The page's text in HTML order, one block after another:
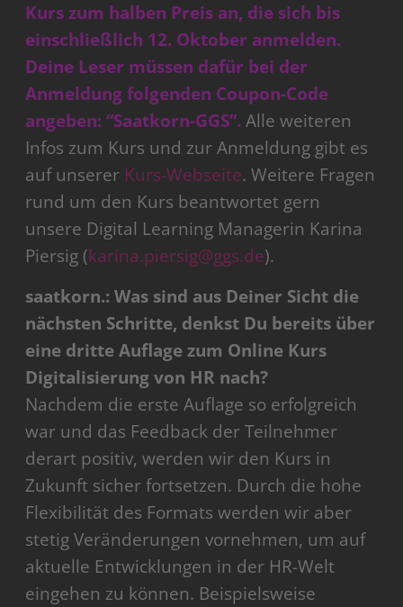
Kurs zum halben Preis an, die sich bis
einschließlich 12. Oktober anmelden.
Deine Leser müssen dafür bei der
Anmeldung folgenden Coupon-Code
angeben: “Saatkorn-GGS”. Alle weiteren
Infos zum Kurs und zur Anmeldung gibt es
auf unserer Kurs-Webseite. Weitere Fragen
rund um den Kurs beantwortet gern
unsere Digital Learning Managerin Karina
Piersig (karina.piersig@ggs.de).
saatkorn.: Was sind aus Deiner Sicht die
nächsten Schritte, denkst Du bereits über
eine dritte Auflage zum Online Kurs
Digitalisierung von HR nach?
Nachdem die erste Auflage so erfolgreich
war und das Feedback der Teilnehmer
derart positiv, werden wir den Kurs in
Zukunft sicher fortsetzen. Durch die hohe
Flexibilität des Formats werden wir aber
stetig Veränderungen vornehmen, um auf
aktuelle Entwicklungen in der HR-Welt
eingehen zu können. Beispielsweise